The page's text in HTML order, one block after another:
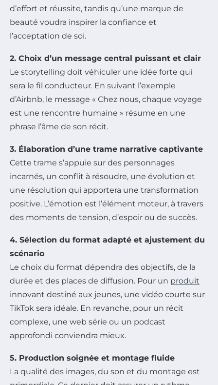
d’effort et réussite, tandis qu’une marque de
beauté voudra inspirer la confiance et
l’acceptation de soi.
2. Choix d’un message central puissant et clair
Le storytelling doit véhiculer une idée forte qui
sera le fil conducteur. En suivant l’exemple
d’Airbnb, le message « Chez nous, chaque voyage
est une rencontre humaine » résume en une
phrase l’âme de son récit.
3. Élaboration d’une trame narrative captivante
Cette trame s’appuie sur des personnages
incarnés, un conflit à résoudre, une évolution et
une résolution qui apportera une transformation
positive. L’émotion est l’élément moteur, à travers
des moments de tension, d’espoir ou de succès.
4. Sélection du format adapté et ajustement du
scénario
Le choix du format dépendra des objectifs, de la
durée et des places de diffusion. Pour un produit
innovant destiné aux jeunes, une vidéo courte sur
TikTok sera idéale. En revanche, pour un récit
complexe, une web série ou un podcast
approfondi conviendra mieux.
5. Production soignée et montage fluide
La qualité des images, du son et du montage est